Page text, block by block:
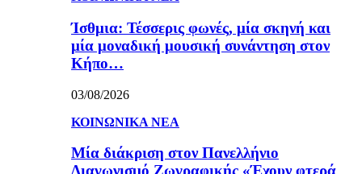
Ίσθμια: Τέσσερις φωνές, μία σκηνή και
μία μοναδική μουσική συνάντηση στον
Κήπο…
03/08/2026
ΚΟΙΝΩΝΙΚΑ ΝΕΑ
Μία διάκριση στον Πανελλήνιο